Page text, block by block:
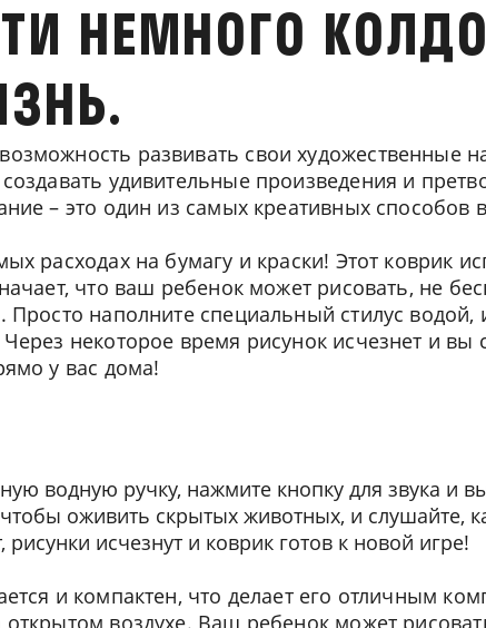
НЕМНОГО
развивать свои художественные
удивительные произведения и
– это один из самых креативных способов
расходах на бумагу и краски! Этот коврик
что ваш ребенок может рисовать, не
наполните специальный стилус водой,
некоторое время рисунок исчезнет и вы
у вас дома!
водную ручку, нажмите кнопку для звука и
оживить скрытых животных, и слушайте,
рисунки исчезнут и коврик готов к новой игре!
и компактен, что делает его отличным
воздухе. Ваш ребенок может